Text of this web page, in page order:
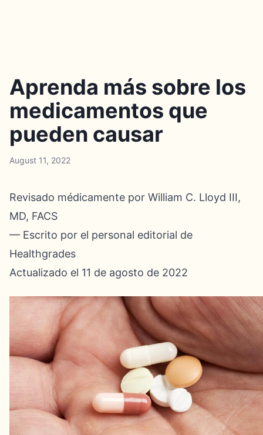
Aprenda más sobre los
medicamentos que
pueden causar
August 11, 2022
Revisado médicamente por William C. Lloyd III,
MD, FACS
— Escrito por el personal editorial de
Healthgrades
Actualizado el 11 de agosto de 2022